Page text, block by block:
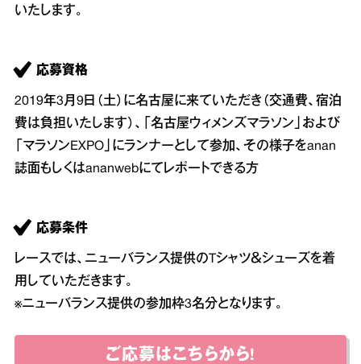
いたします。
応募資格
2019年3月9日（土）に名古屋に来ていただき（交通費、宿泊
費は負担いたします）、「名古屋ウィメンズマラソン」および
「マラソンEXPO」にランナーとして参加、その様子をanan
誌面もしくはananwebにてレポートできる方
応募条件
レースでは、ニューバランス提供のTシャツ＆シューズを着
用していただきます。
※ニューバランス提供の参加枠3名分となります。
ご応募はこちらから!